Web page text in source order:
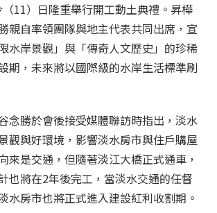
11）日隆重舉行開工動土典禮。昇樺
親自率領團隊與地主代表共同出席，宣
水岸景觀」與「傳奇人文歷史」的珍稀
期，未來將以國際級的水岸生活標準刷
念勝於會後接受媒體聯訪時指出，淡水
觀與好環境，影響淡水房市與住戶購屋
來是交通，但隨著淡江大橋正式通車，
也將在2年後完工，當淡水交通的任督
水房市也將正式進入建設紅利收割期。